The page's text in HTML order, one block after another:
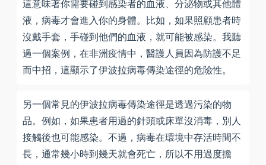
這意味著你需要碰到感染者的血液、分泌物或其他體
液，病毒才會進入你的身體。比如，如果照顧患者時
沒戴手套，手碰到他們的血液，就可能被感染。我聽
過一個案例，在非洲疫情中，醫護人員因為防護不足
而中招，這顯示了伊波拉病毒傳染途徑的危險性。
另一個常見的伊波拉病毒傳染途徑是透過污染的物
品。例如，如果患者用過的針頭或床單沒消毒，別人
接觸後也可能感染。不過，病毒在環境中存活時間不
長，通常幾小時到幾天就會死亡，所以不用過度擔